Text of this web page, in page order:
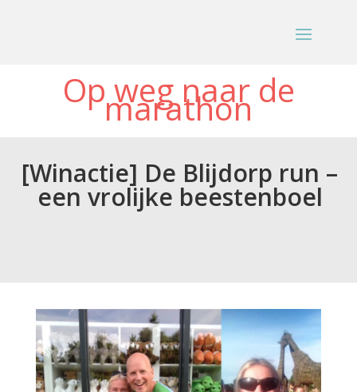
Op weg naar de
marathon
[Winactie] De Blijdorp run –
een vrolijke beestenboel